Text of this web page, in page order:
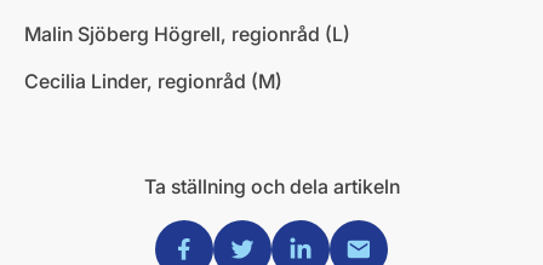
Malin Sjöberg Högrell, regionråd (L)
Cecilia Linder, regionråd (M)
Ta ställning och dela artikeln
Dela via Facebook
Dela via Twitter
Dela via Linkedin
Dela via Mail